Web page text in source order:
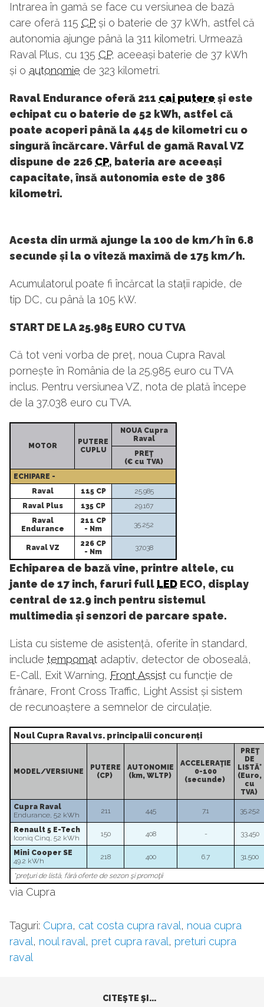
Intrarea în gamă se face cu versiunea de bază
care oferă 115 CP și o baterie de 37 kWh, astfel că
autonomia ajunge până la 311 kilometri. Urmează
Raval Plus, cu 135 CP, aceeași baterie de 37 kWh
și o autonomie de 323 kilometri.
Raval Endurance oferă 211 cai putere și este
echipat cu o baterie de 52 kWh, astfel că
poate acoperi până la 445 de kilometri cu o
singură încărcare. Vârful de gamă Raval VZ
dispune de 226 CP, bateria are aceeași
capacitate, însă autonomia este de 386
kilometri.
Acesta din urmă ajunge la 100 de km/h în 6.8
secunde și la o viteză maximă de 175 km/h.
Acumulatorul poate fi încărcat la stații rapide, de
tip DC, cu până la 105 kW.
START DE LA 25.985 EURO CU TVA
Că tot veni vorba de preț, noua Cupra Raval
pornește în România de la 25.985 euro cu TVA
inclus. Pentru versiunea VZ, nota de plată începe
de la 37.038 euro cu TVA.
MOTOR
PUTERE
CUPLU
NOUA Cupra
Raval
PREŢ
(€ cu TVA)
ECHIPARE -
Raval
115 CP
25.985
Raval Plus
135 CP
29.167
Raval
Endurance
211 CP
- Nm
35.252
Raval VZ
226 CP
- Nm
37.038
Echiparea de bază vine, printre altele, cu
jante de 17 inch, faruri full LED ECO, display
central de 12.9 inch pentru sistemul
multimedia și senzori de parcare spate.
Lista cu sisteme de asistență, oferite în standard,
include tempomat adaptiv, detector de oboseală,
E-Call, Exit Warning, Front Assist cu funcție de
frânare, Front Cross Traffic, Light Assist și sistem
de recunoaștere a semnelor de circulație.
Noul Cupra Raval vs. principalii concurenți
MODEL/VERSIUNE
PUTERE
(CP)
AUTONOMIE
(km, WLTP)
ACCELERAŢIE
0-100
(secunde)
PREŢ
DE
LISTĂ*
(Euro,
cu
TVA)
Cupra Raval
Endurance, 52 kWh
211 445 7.1 35.252
Renault 5 E-Tech
Iconiq Cinq, 52 kWh
150 408 - 33.450
Mini Cooper SE
49.2 kWh
218 400 6.7 31.500
*preţuri de listă, fără oferte de sezon şi promoţii
via Cupra
Taguri: Cupra, cat costa cupra raval, noua cupra
raval, noul raval, pret cupra raval, preturi cupra
raval
CITEŞTE ŞI...